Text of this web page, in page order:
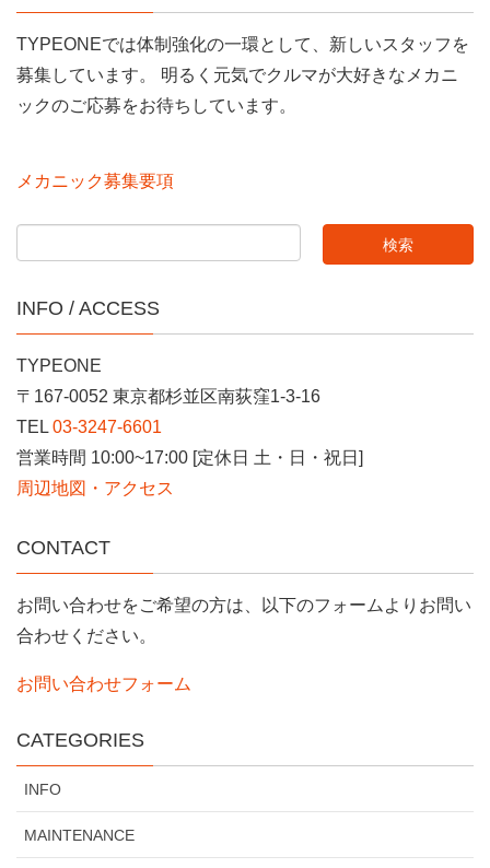
TYPEONEでは体制強化の一環として、新しいスタッフを
募集しています。 明るく元気でクルマが大好きなメカニ
ックのご応募をお待ちしています。
メカニック募集要項
INFO / ACCESS
TYPEONE
〒167-0052 東京都杉並区南荻窪1-3-16
TEL 03-3247-6601
営業時間 10:00~17:00 [定休日 土・日・祝日]
周辺地図・アクセス
CONTACT
お問い合わせをご希望の方は、以下のフォームよりお問い
合わせください。
お問い合わせフォーム
CATEGORIES
INFO
MAINTENANCE